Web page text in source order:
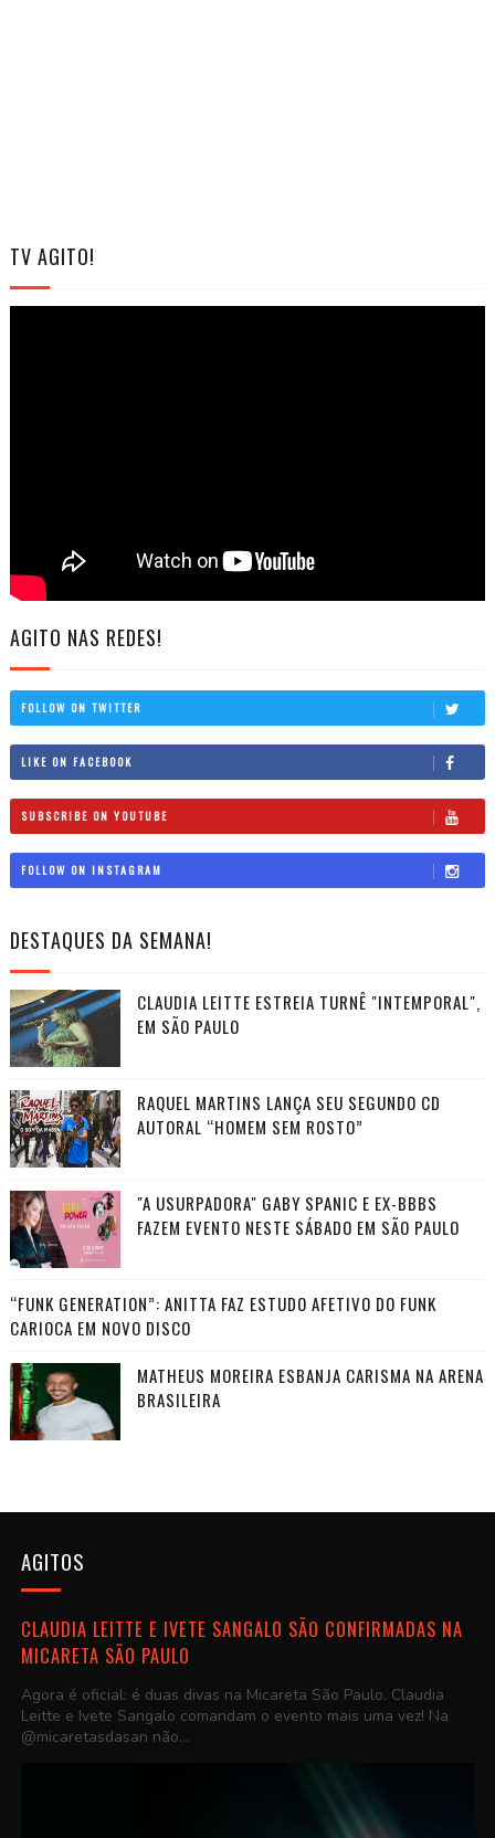
TV AGITO!
AGITO NAS REDES!
FOLLOW ON TWITTER
LIKE ON FACEBOOK
SUBSCRIBE ON YOUTUBE
FOLLOW ON INSTAGRAM
DESTAQUES DA SEMANA!
CLAUDIA LEITTE ESTREIA TURNÊ "INTEMPORAL",
EM SÃO PAULO
RAQUEL MARTINS LANÇA SEU SEGUNDO CD
AUTORAL “HOMEM SEM ROSTO”
"A USURPADORA" GABY SPANIC E EX-BBBS
FAZEM EVENTO NESTE SÁBADO EM SÃO PAULO
“FUNK GENERATION”: ANITTA FAZ ESTUDO AFETIVO DO FUNK
CARIOCA EM NOVO DISCO
MATHEUS MOREIRA ESBANJA CARISMA NA ARENA
BRASILEIRA
AGITOS
CLAUDIA LEITTE E IVETE SANGALO SÃO CONFIRMADAS NA
MICARETA SÃO PAULO
Agora é oficial: é duas divas na Micareta São Paulo. Claudia
Leitte e Ivete Sangalo comandam o evento mais uma vez! Na
@micaretasdasan não...